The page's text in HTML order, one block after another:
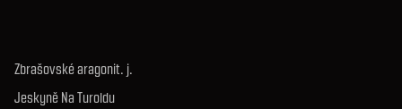
Zbrašovské aragonit. j.
Jeskyně Na Turoldu